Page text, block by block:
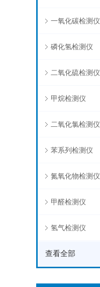
一氧化碳检测仪
磷化氢检测仪
二氧化硫检测仪
甲烷检测仪
二氧化氯检测仪
苯系列检测仪
氮氧化物检测仪
甲醛检测仪
氢气检测仪
查看全部